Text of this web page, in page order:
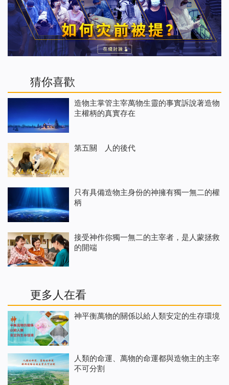
猜你喜歡
造物主掌管主宰萬物生靈的事實訴說著造物
主權柄的真實存在
第五關 人的後代
只有具備造物主身份的神擁有獨一無二的權
柄
接受神作你獨一無二的主宰者，是人蒙拯救
的開端
更多人在看
神平衡萬物的關係以給人類安定的生存環境
人類的命運、萬物的命運都與造物主的主宰
不可分割